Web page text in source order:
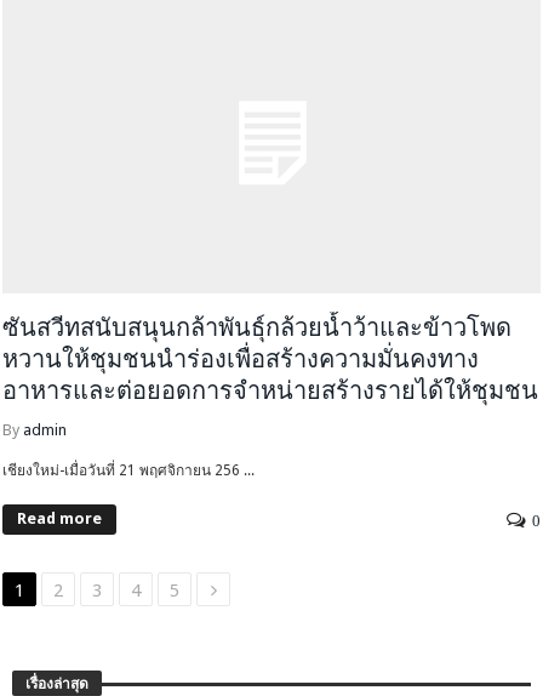
ซันสวีทสนับสนุนกล้าพันธุ์กล้วยน้ำว้าและข้าวโพด
หวานให้ชุมชนนำร่องเพื่อสร้างความมั่นคงทาง
อาหารและต่อยอดการจำหน่ายสร้างรายได้ให้ชุมชน
By admin
เชียงใหม่-เมื่อวันที่ 21 พฤศจิกายน 256 ...
Read more 0
1 2 3 4 5
เรื่องล่าสุด